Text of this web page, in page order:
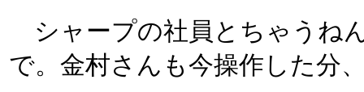
シャープの社員とちゃうね
で。金村さんも今操作した分